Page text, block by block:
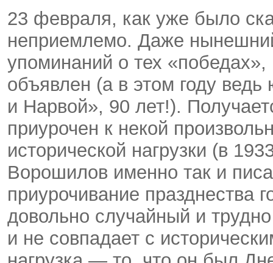
23 февраля, как уже было
неприемлемо. Даже
упоминаний о тех «победах»,
объявлен (а в этом году
и Нарвой», 90 лет!).
приурочен к некой
исторической нагрузки (в
Ворошилов именно так и
приурочивание
довольно случайный и
и не совпадает с